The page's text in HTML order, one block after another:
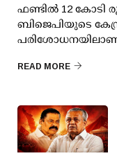
ഫണ്ടില്‍ 12 കോടി
ബിജെപിയുടെ
READ MORE